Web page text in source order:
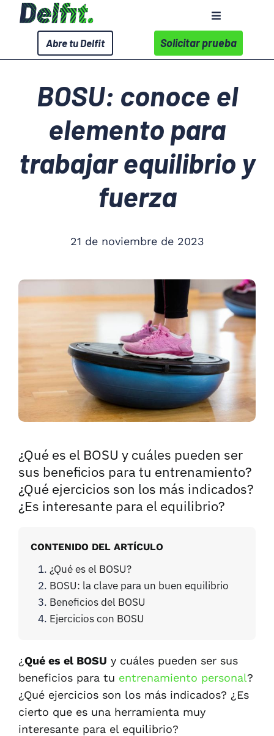
Saltar
contenido
Toggle
Navigation
Sobre Delfit
Servicios
Wellness Corporativo
Centros
Abre tu Delfit Solicitar prueba
BOSU: conoce el
elemento para
trabajar equilibrio y
fuerza
21 de noviembre de 2023
¿Qué es el BOSU y cuáles pueden ser
sus beneficios para tu entrenamiento?
¿Qué ejercicios son los más indicados?
¿Es interesante para el equilibrio?
CONTENIDO DEL ARTÍCULO
¿Qué es el BOSU?
BOSU: la clave para un buen equilibrio
Beneficios del BOSU
Ejercicios con BOSU
¿Qué es el BOSU y cuáles pueden ser sus
beneficios para tu entrenamiento personal?
¿Qué ejercicios son los más indicados? ¿Es
cierto que es una herramienta muy
interesante para el equilibrio?